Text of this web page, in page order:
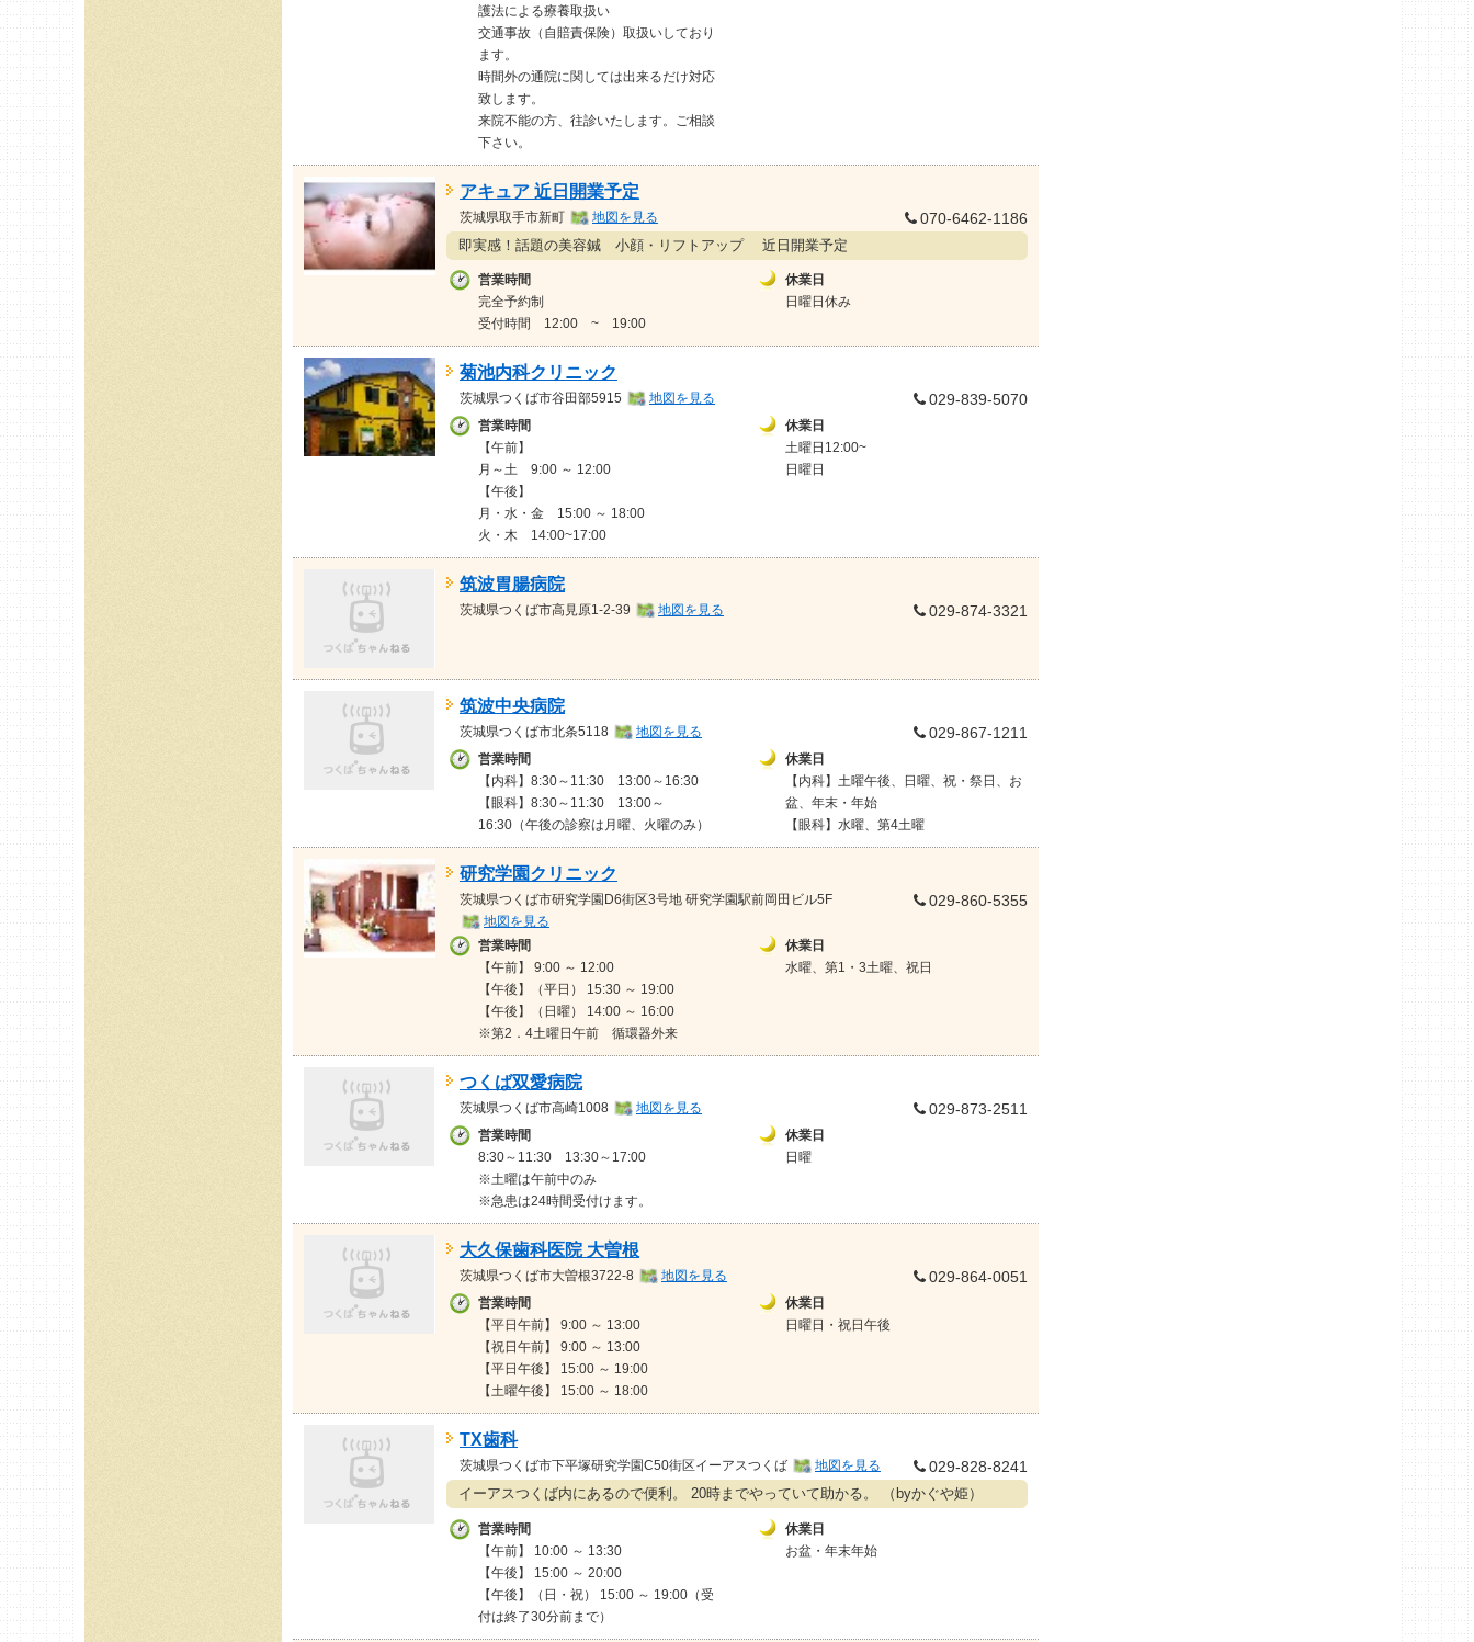
護法による療養取扱い
交通事故（自賠責保険）取扱いしており
ます。
時間外の通院に関しては出来るだけ対応
致します。
来院不能の方、往診いたします。ご相談
下さい。
アキュア 近日開業予定
茨城県取手市新町 地図を見る 070-6462-1186
即実感！話題の美容鍼 小顔・リフトアップ 近日開業予定
営業時間
完全予約制
受付時間 12:00 ~ 19:00
休業日
日曜日休み
菊池内科クリニック
茨城県つくば市谷田部5915 地図を見る 029-839-5070
営業時間
【午前】
月～土 9:00 ～ 12:00
【午後】
月・水・金 15:00 ～ 18:00
火・木 14:00~17:00
休業日
土曜日12:00~
日曜日
筑波胃腸病院
茨城県つくば市高見原1-2-39 地図を見る 029-874-3321
筑波中央病院
茨城県つくば市北条5118 地図を見る 029-867-1211
営業時間
【内科】8:30～11:30 13:00～16:30
【眼科】8:30～11:30 13:00～
16:30（午後の診察は月曜、火曜のみ）
休業日
【内科】土曜午後、日曜、祝・祭日、お
盆、年末・年始
【眼科】水曜、第4土曜
研究学園クリニック
茨城県つくば市研究学園D6街区3号地 研究学園駅前岡田ビル5F
地図を見る
029-860-5355
営業時間
【午前】 9:00 ～ 12:00
【午後】（平日） 15:30 ～ 19:00
【午後】（日曜） 14:00 ～ 16:00
※第2．4土曜日午前 循環器外来
休業日
水曜、第1・3土曜、祝日
つくば双愛病院
茨城県つくば市高崎1008 地図を見る 029-873-2511
営業時間
8:30～11:30 13:30～17:00
※土曜は午前中のみ
※急患は24時間受付けます。
休業日
日曜
大久保歯科医院 大曽根
茨城県つくば市大曽根3722-8 地図を見る 029-864-0051
営業時間
【平日午前】 9:00 ～ 13:00
【祝日午前】 9:00 ～ 13:00
【平日午後】 15:00 ～ 19:00
【土曜午後】 15:00 ～ 18:00
休業日
日曜日・祝日午後
TX歯科
茨城県つくば市下平塚研究学園C50街区イーアスつくば 地図を見る 029-828-8241
イーアスつくば内にあるので便利。 20時までやっていて助かる。 （byかぐや姫）
営業時間
【午前】 10:00 ～ 13:30
【午後】 15:00 ～ 20:00
【午後】（日・祝） 15:00 ～ 19:00（受
付は終了30分前まで）
休業日
お盆・年末年始